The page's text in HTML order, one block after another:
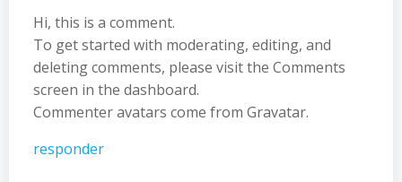
Hi, this is a comment.
To get started with moderating, editing, and
deleting comments, please visit the Comments
screen in the dashboard.
Commenter avatars come from Gravatar.
responder